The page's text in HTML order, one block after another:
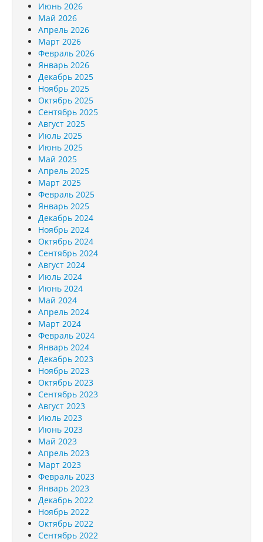
Июнь 2026
Май 2026
Апрель 2026
Март 2026
Февраль 2026
Январь 2026
Декабрь 2025
Ноябрь 2025
Октябрь 2025
Сентябрь 2025
Август 2025
Июль 2025
Июнь 2025
Май 2025
Апрель 2025
Март 2025
Февраль 2025
Январь 2025
Декабрь 2024
Ноябрь 2024
Октябрь 2024
Сентябрь 2024
Август 2024
Июль 2024
Июнь 2024
Май 2024
Апрель 2024
Март 2024
Февраль 2024
Январь 2024
Декабрь 2023
Ноябрь 2023
Октябрь 2023
Сентябрь 2023
Август 2023
Июль 2023
Июнь 2023
Май 2023
Апрель 2023
Март 2023
Февраль 2023
Январь 2023
Декабрь 2022
Ноябрь 2022
Октябрь 2022
Сентябрь 2022